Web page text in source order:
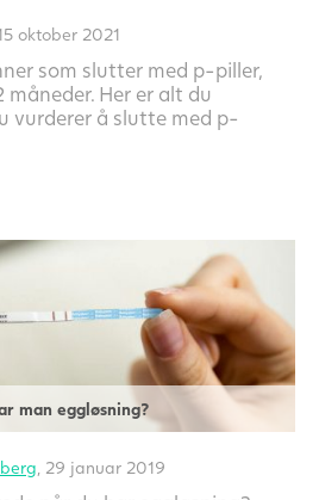
15 oktober 2021
som slutter med p-piller,
måneder. Her er alt du
vurderer å slutte med p-
man eggløsning?
, 29 januar 2019